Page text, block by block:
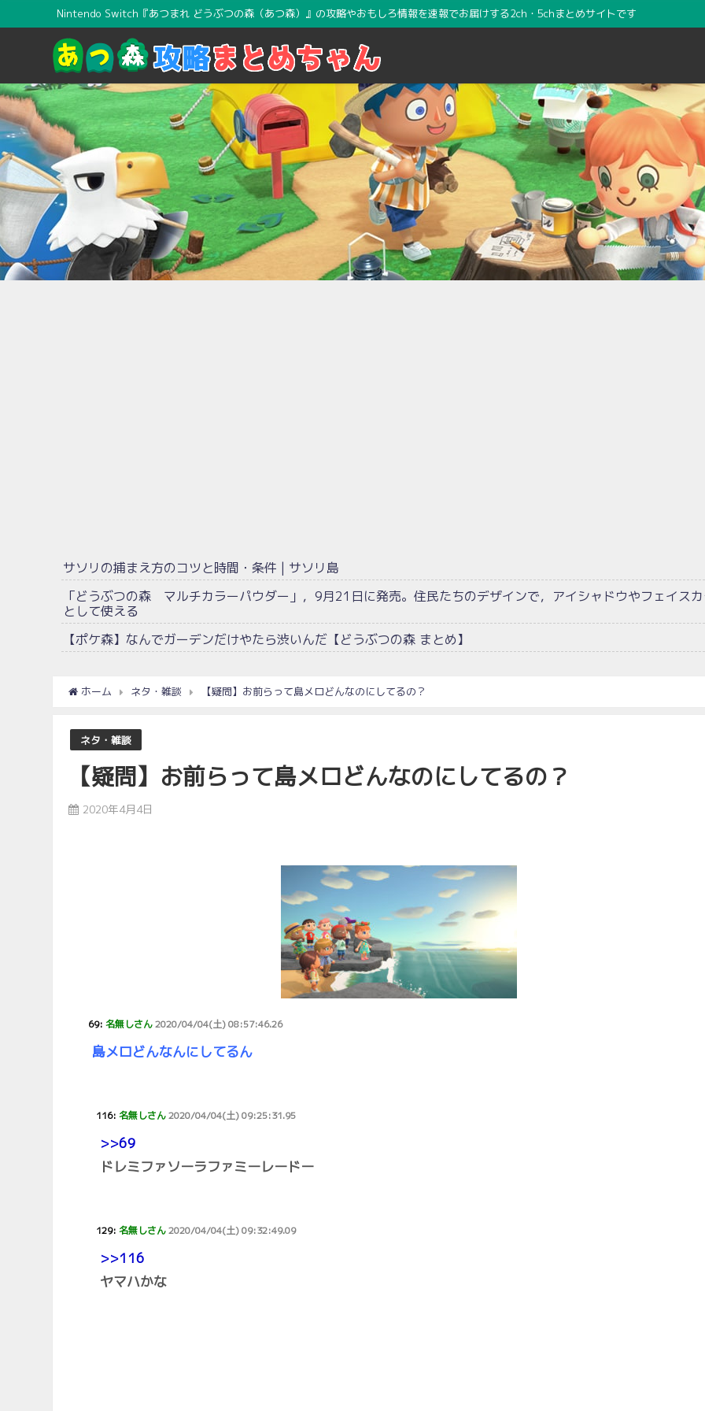
Nintendo Switch『あつまれ どうぶつの森（あつ森）』の攻略やおもしろ情報を速報でお届けする2ch・5chまとめサイトです
サソリの捕まえ方のコツと時間・条件 | サソリ島
「どうぶつの森 マルチカラーパウダー」，9月21日に発売。住民たちのデザインで，アイシャドウやフェイス
として使える
【ポケ森】なんでガーデンだけやたら渋いんだ【どうぶつの森 まとめ】
ホーム ネタ・雑談 【疑問】お前らって島メロどんなのにしてるの？
ネタ・雑談
【疑問】お前らって島メロどんなのにしてるの？
2020年4月4日
69:名無しさん2020/04/04(土) 08:57:46.26
島メロどんなんにしてるん
116:名無しさん2020/04/04(土) 09:25:31.95
>>69
ドレミファソーラファミーレードー
129:名無しさん2020/04/04(土) 09:32:49.09
>>116
ヤマハかな